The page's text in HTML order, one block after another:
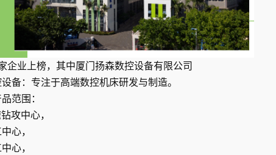
企业上榜，其中厦门扬森数控设备有限公司
备：专注于高端数控机床研发与制造。
范围：
攻中心，
心，
心，